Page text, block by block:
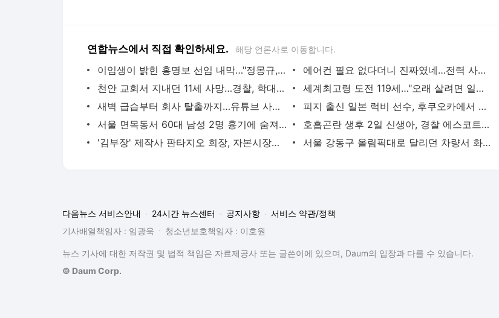
연합뉴스에서 직접 확인하세요. 해당 언론사로 이동합니다.
이임생이 밝힌 홍명보 선임 내막…"정몽규, TD판단 믿는다고 해"(종합) | 연합뉴스
에어컨 필요 없다더니 진짜였네…전력 사용량으로 본 냉방 도시 | 연합뉴스
천안 교회서 지내던 11세 사망…경찰, 학대치사 여부 수사(종합) | 연합뉴스
세계최고령 도전 119세…"오래 살려면 일하고 건강하게 먹어라" | 연합뉴스
새벽 급습부터 회사 탈출까지…유튜브 사로잡은 '날것'의 일상 | 연합뉴스
피지 출신 일본 럭비 선수, 후쿠오카에서 훈련 중 열사병 사망 | 연합뉴스
서울 면목동서 60대 남성 2명 흉기에 숨져…지인 사이 추정(종합) | 연합뉴스
호흡곤란 생후 2일 신생아, 경찰 에스코트로 생명 구해 | 연합뉴스
'김부장' 제작사 판타지오 회장, 자본시장법 위반 혐의 피소 | 연합뉴스
서울 강동구 올림픽대로 달리던 차량서 화재…구간 정체 | 연합뉴스
다음뉴스 서비스안내 24시간 뉴스센터 공지사항
서비스 약관/정책
기사배열책임자 : 임광욱
청소년보호책임자 : 이호원
뉴스 기사에 대한 저작권 및 법적 책임은 자료제공사 또는 글쓴이에 있으며, Daum의 입장과 다를 수 있습니다.
© Daum Corp.